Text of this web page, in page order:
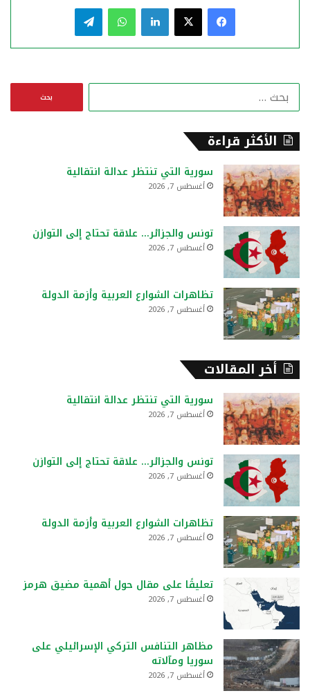
فيسبوك لينكدإن واتساب
ن
الأكثر قراءة
سورية التي تنتظر عدالة انتقالية
أغسطس 7, 2026
تونس والجزائر… علاقة تحتاج إلى التوازن
أغسطس 7, 2026
تظاهرات الشوارع العربية وأزمة الدولة
أغسطس 7, 2026
أخر المقالات
سورية التي تنتظر عدالة انتقالية
أغسطس 7, 2026
تونس والجزائر… علاقة تحتاج إلى التوازن
أغسطس 7, 2026
تظاهرات الشوارع العربية وأزمة الدولة
أغسطس 7, 2026
تعليقًا على مقال حول أهمية مضيق هرمز
أغسطس 7, 2026
مظاهر التنافس التركي الإسرائيلي على
سوريا ومآلاته
أغسطس 7, 2026